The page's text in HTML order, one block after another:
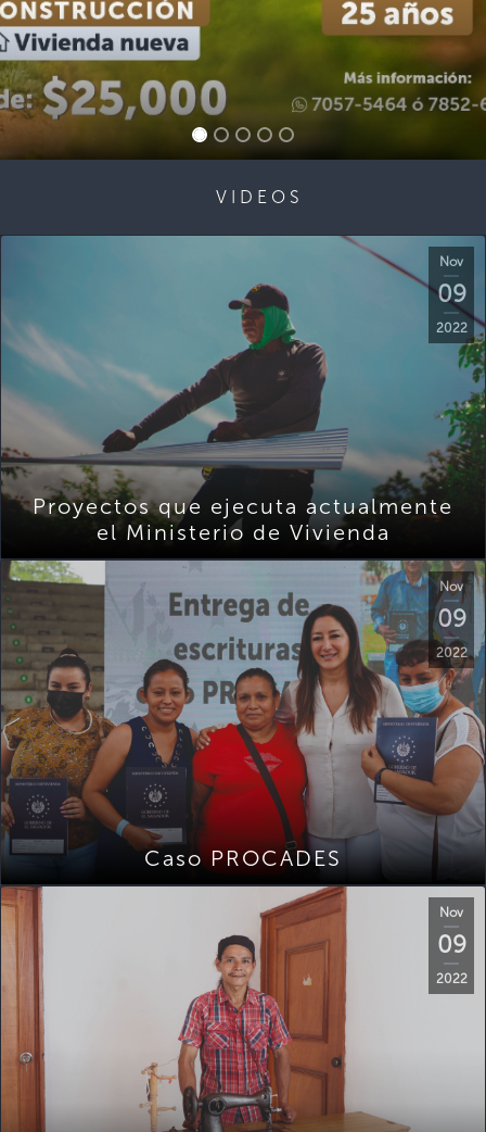
VIDEOS
Nov
09
2022
Proyectos que ejecuta actualmente
el Ministerio de Vivienda
Nov
09
2022
Caso PROCADES
Nov
09
2022